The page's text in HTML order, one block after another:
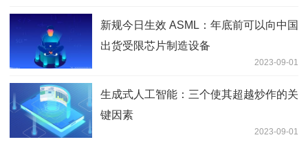
新规今日生效 ASML：年底前可以向中国
出货受限芯片制造设备
2023-09-01
生成式人工智能：三个使其超越炒作的关
键因素
2023-09-01